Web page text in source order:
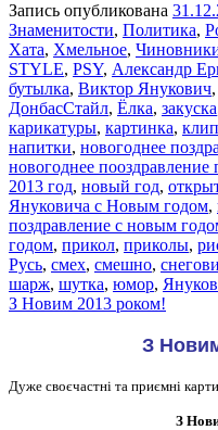
Запись опубликована
Знаменитости, Политика,
Хата, Хмельное,
STYLE, PSY, Александр
бутылка, Виктор Янукович,
ДонбасСтайл, Ёлка, закуска
карикатуры, картинка, клип
напитки, новогоднее
новогоднее
2013 год, новый год,
Януковича с Новым годом,
поздравление с новым
годом, прикол, приколы,
Русь, смех, смешно,
шарж, шутка, юмор,
З Новим 2013 роком!
З
Дуже своєчастні та приємні
З